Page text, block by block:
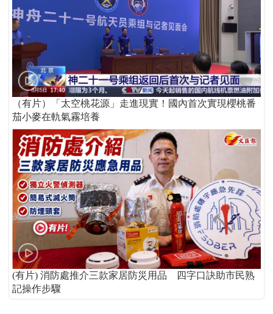
（有片）「太空桃花源」走進現實！國內首次實現櫻桃番
茄小麥在軌氣霧培養
(有片) 消防處推介三款家居防災用品 四字口訣助市民熟
記操作步驟